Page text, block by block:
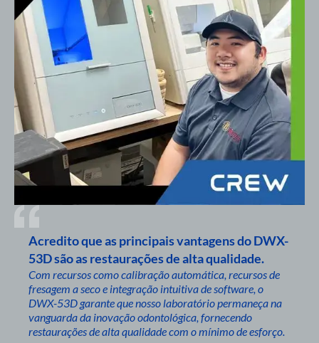
Acredito que as principais vantagens do DWX-
53D são as restaurações de alta qualidade.
Com recursos como calibração automática, recursos de
fresagem a seco e integração intuitiva de software, o
DWX-53D garante que nosso laboratório permaneça na
vanguarda da inovação odontológica, fornecendo
restaurações de alta qualidade com o mínimo de esforço.